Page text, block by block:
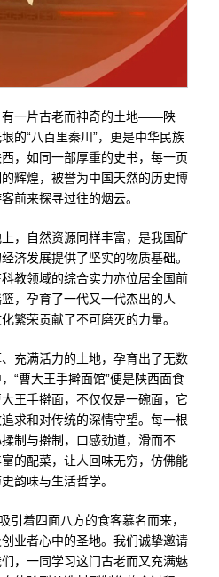
一片古老而神奇的土地——陕
的“八百里秦川”，更是中华民族
，如同一部厚重的史书，每一页
辉煌，被誉为中国天然的历史博
前来探寻过往的烟云。
自然资源同样丰富，是我国矿
济发展提供了坚实的物质基础。
教领域的综合实力亦位居全国前
，孕育了一代又一代杰出的人
繁荣贡献了不可磨灭的力量。
满活力的土地，孕育出了无数
“曹大王手擀面馆”便是陕西面食
王手擀面，不仅仅是一碗面，它
求和对传统的深情守望。每一根
制与擀制，口感劲道，滑而不
的配菜，让人回味无穷，仿佛能
韵味与生活哲学。
着四面八方的食客慕名而来，
业者心中的圣地。我们诚挚邀请
，一同学习这门古老而又充满魅